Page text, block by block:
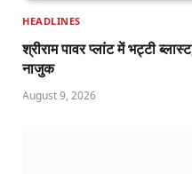
HEADLINES
श्रीराम पावर प्लांट में भट्टी
नाजुक
August 9, 2026